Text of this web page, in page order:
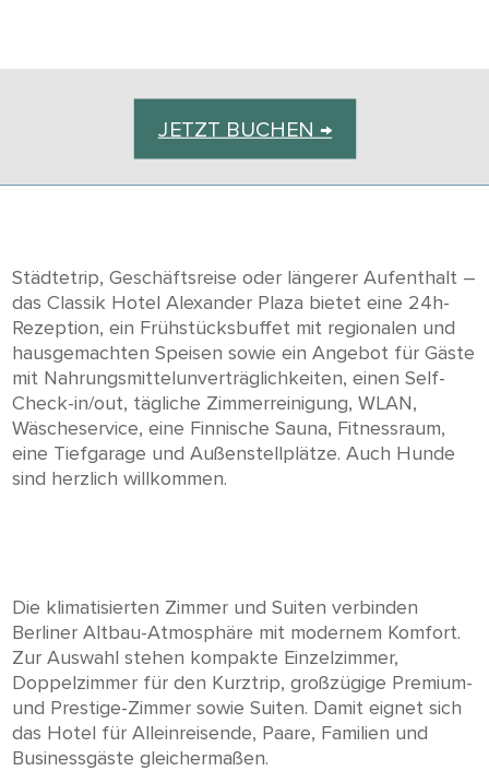
JETZT BUCHEN →
Städtetrip, Geschäftsreise oder längerer Aufenthalt –
das Classik Hotel Alexander Plaza bietet eine 24h-
Rezeption, ein Frühstücksbuffet mit regionalen und
hausgemachten Speisen sowie ein Angebot für Gäste
mit Nahrungsmittelunverträglichkeiten, einen Self-
Check-in/out, tägliche Zimmerreinigung, WLAN,
Wäscheservice, eine Finnische Sauna, Fitnessraum,
eine Tiefgarage und Außenstellplätze. Auch Hunde
sind herzlich willkommen.
Die klimatisierten Zimmer und Suiten verbinden
Berliner Altbau-Atmosphäre mit modernem Komfort.
Zur Auswahl stehen kompakte Einzelzimmer,
Doppelzimmer für den Kurztrip, großzügige Premium-
und Prestige-Zimmer sowie Suiten. Damit eignet sich
das Hotel für Alleinreisende, Paare, Familien und
Businessgäste gleichermaßen.